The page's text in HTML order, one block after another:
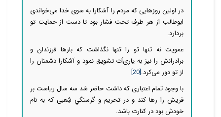
در اولین روزهایی که مردم را آشکارا به سوی خدا می‌خواندی
ابوطالب از هر طرف تحت فشار بود تا دست از حمایت تو
بردارد.
عمویت نه تنها تو را تنها نگذاشت که بارها فرزندان و
برادرانش را نیز به یاری‌اَت تشویق نمود و آشکارا دشمنان را
از تو دور می‌کرد.[20]
با وجود تمام اعتباری که داشت حاضر شد سه سال ریاست بر
قریش را رها کند و در تحریم و گرسنگیِ شِعبی که به نام
خودش بود در کنارت باشد.